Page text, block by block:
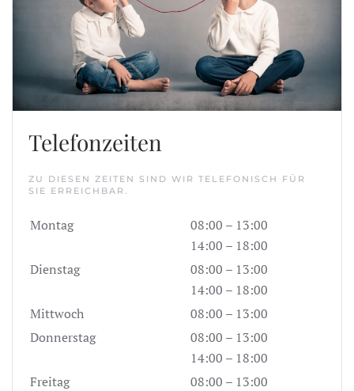
Telefonzeiten
ZU DIESEN ZEITEN SIND WIR TELEFONISCH FÜR
SIE ERREICHBAR.
Montag
08:00 – 13:00
14:00 – 18:00
Dienstag
08:00 – 13:00
14:00 – 18:00
Mittwoch
08:00 – 13:00
Donnerstag
08:00 – 13:00
14:00 – 18:00
Freitag
08:00 – 13:00